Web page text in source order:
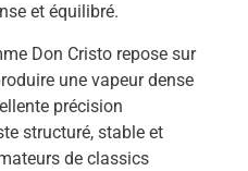
et équilibré.
Don Cristo repose sur
une vapeur dense
précision
structuré, stable et
de classics